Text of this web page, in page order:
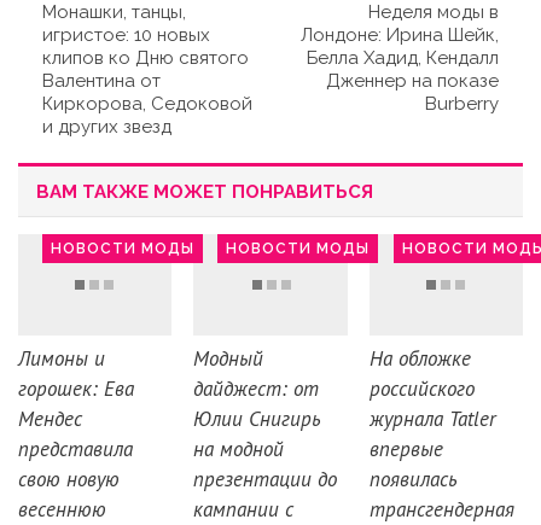
Монашки, танцы,
игристое: 10 новых
клипов ко Дню святого
Валентина от
Киркорова, Седоковой
и других звезд
Неделя моды в
Лондоне: Ирина Шейк,
Белла Хадид, Кендалл
Дженнер на показе
Burberry
ВАМ ТАКЖЕ МОЖЕТ ПОНРАВИТЬСЯ
НОВОСТИ МОДЫ
Лимоны и
горошек: Ева
Мендес
представила
свою новую
весеннюю
НОВОСТИ МОДЫ
Модный
дайджест: от
Юлии Снигирь
на модной
презентации до
кампании с
НОВОСТИ
На обложке
российского
журнала Tatler
впервые
появилась
трансгендерная